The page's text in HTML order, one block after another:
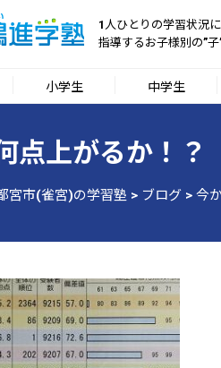
1人ひとりの学習状況
指導するお子様別の”
小学生 中学生
点上がるか！？
宮市(雀宮)の学習塾 > ブログ > 今